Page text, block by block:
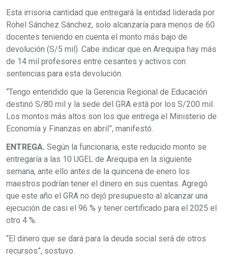
Esta irrisoria cantidad que entregará la entidad liderada por
Rohel Sánchez Sánchez, solo alcanzaría para menos de 60
docentes teniendo en cuenta el monto más bajo de
devolución (S/5 mil). Cabe indicar que en Arequipa hay más
de 14 mil profesores entre cesantes y activos con
sentencias para esta devolución.
“Tengo entendido que la Gerencia Regional de Educación
destinó S/80 mil y la sede del GRA está por los S/200 mil.
Los montos más altos son los que entrega el Ministerio de
Economía y Finanzas en abril”, manifestó.
ENTREGA. Según la funcionaria, este reducido monto se
entregaría a las 10 UGEL de Arequipa en la siguiente
semana, ante ello antes de la quincena de enero los
maestros podrían tener el dinero en sus cuentas. Agregó
que este año el GRA no dejó presupuesto al alcanzar una
ejecución de casi el 96 % y tener certificado para el 2025 el
otro 4 %.
“El dinero que se dará para la deuda social será de otros
recursos”, sostuvo.